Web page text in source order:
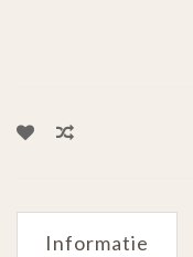
Informatie